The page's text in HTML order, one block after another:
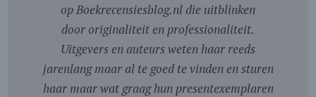
op Boekrecensiesblog.nl die uitblinken
door originaliteit en professionaliteit.
Uitgevers en auteurs weten haar reeds
jarenlang maar al te goed te vinden en sturen
haar maar wat graag hun presentexemplaren